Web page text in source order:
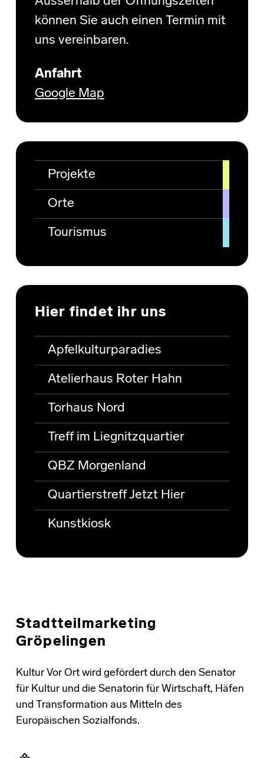
können Sie auch einen Termin mit
uns vereinbaren.
Anfahrt
Google Map
Projekte
Orte
Tourismus
Hier findet ihr uns
Apfelkulturparadies
Atelierhaus Roter Hahn
Torhaus Nord
Treff im Liegnitzquartier
QBZ Morgenland
Quartierstreff Jetzt Hier
Kunstkiosk
Stadtteilmarketing
Gröpelingen
Kultur Vor Ort wird gefördert durch den Senator
für Kultur und die Senatorin für Wirtschaft, Häfen
und Transformation aus Mitteln des
Europäischen Sozialfonds.